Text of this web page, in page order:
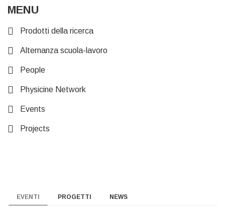
MENU
Prodotti della ricerca
Alternanza scuola-lavoro
People
Physicine Network
Events
Projects
EVENTI PROGETTI NEWS